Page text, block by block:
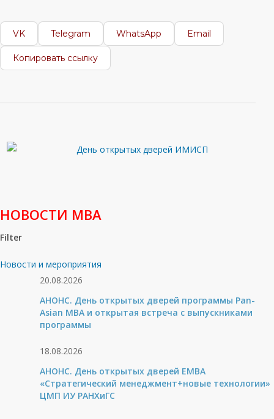
VK Telegram WhatsApp Email
Копировать ссылку
НОВОСТИ МВА
Filter
Новости и мероприятия
20.08.2026
АНОНС. День открытых дверей программы Pan-
Asian MBA и открытая встреча с выпускниками
программы
18.08.2026
АНОНС. День открытых дверей ЕМВА
«Стратегический менеджмент+новые технологии»
ЦМП ИУ РАНХиГС